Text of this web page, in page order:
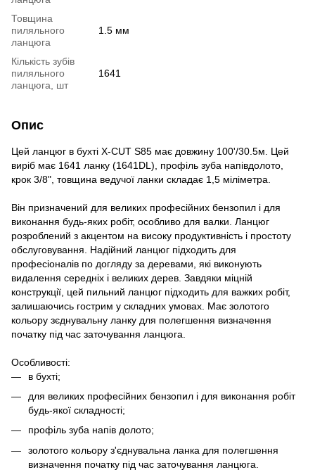
Товщина
пиляльного
ланцюга
1.5 мм
Кількість зубів
пиляльного
ланцюга, шт
1641
Опис
Цей ланцюг в бухті X-CUT S85 має довжину 100'/30.5м. Цей
виріб має 1641 ланку (1641DL), профіль зуба напівдолото,
крок 3/8", товщина ведучої ланки складає 1,5 міліметра.
Він призначений для великих професійних бензопил і для
виконання будь-яких робіт, особливо для валки. Ланцюг
розроблений з акцентом на високу продуктивність і простоту
обслуговування. Надійний ланцюг підходить для
професіоналів по догляду за деревами, які виконують
видалення середніх і великих дерев. Завдяки міцній
конструкції, цей пильний ланцюг підходить для важких робіт,
залишаючись гострим у складних умовах. Має золотого
кольору зєднувальну ланку для полегшення визначення
початку під час заточування ланцюга.
Особливості:
в бухті;
для великих професійних бензопил і для виконання робіт
будь-якої складності;
профіль зуба напів долото;
золотого кольору з'єднувальна ланка для полегшення
визначення початку під час заточування ланцюга.